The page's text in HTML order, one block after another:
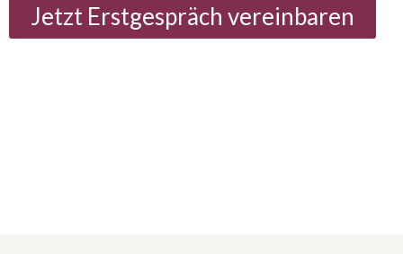
Jetzt Erstgespräch vereinbaren